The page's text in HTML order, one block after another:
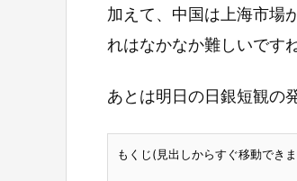
加えて、中国は上海市場
れはなかなか難しいですね
あとは明日の日銀短観の
もくじ(見出しからすぐ移動でき